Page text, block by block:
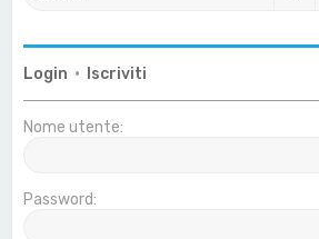
Login • Iscriviti
Nome utente:
Password: